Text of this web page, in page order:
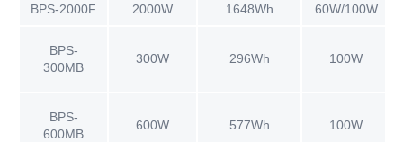
BPS-2000F 2000W 1648Wh 60W/100W
BPS-
300MB
300W 296Wh 100W
BPS-
600MB
600W 577Wh 100W